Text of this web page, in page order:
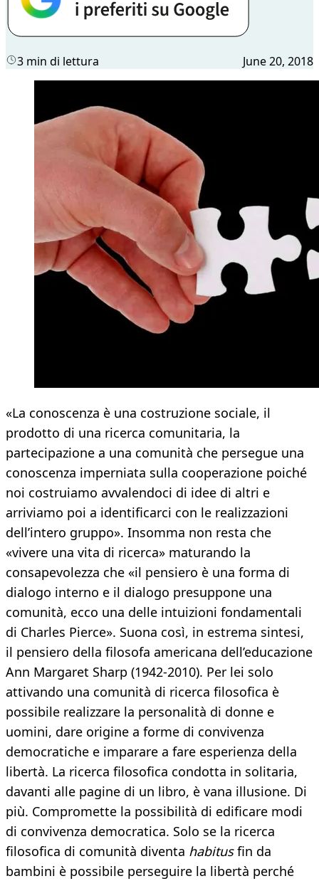
3 min di lettura June 20, 2018
«La conoscenza è una costruzione sociale, il
prodotto di una ricerca comunitaria, la
partecipazione a una comunità che persegue una
conoscenza imperniata sulla cooperazione poiché
noi costruiamo avvalendoci di idee di altri e
arriviamo poi a identificarci con le realizzazioni
dell’intero gruppo». Insomma non resta che
«vivere una vita di ricerca» maturando la
consapevolezza che «il pensiero è una forma di
dialogo interno e il dialogo presuppone una
comunità, ecco una delle intuizioni fondamentali
di Charles Pierce». Suona così, in estrema sintesi,
il pensiero della filosofa americana dell’educazione
Ann Margaret Sharp (1942-2010). Per lei solo
attivando una comunità di ricerca filosofica è
possibile realizzare la personalità di donne e
uomini, dare origine a forme di convivenza
democratiche e imparare a fare esperienza della
libertà. La ricerca filosofica condotta in solitaria,
davanti alle pagine di un libro, è vana illusione. Di
più. Compromette la possibilità di edificare modi
di convivenza democratica. Solo se la ricerca
filosofica di comunità diventa habitusfin da
bambini è possibile perseguire la libertà perché